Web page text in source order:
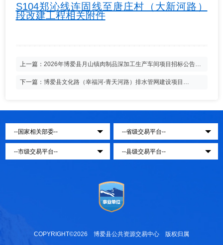
S104郑沁线连固线至唐庄村（大新河路）
段改建工程相关附件
上一篇：2026年博爱县月山镇肉制品深加工生产车间项目招标公告
下一篇：博爱县文化路（幸福河-青天河路）排水管网建设项目
COPYRIGHT©2026 博爱县公共资源交易中心 版权归属